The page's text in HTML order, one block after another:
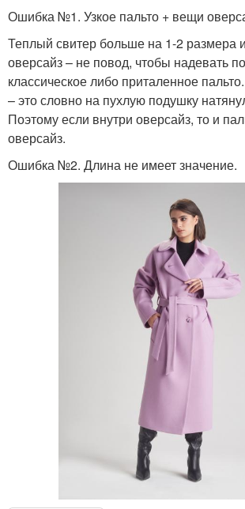
Ошибка №1. Узкое пальто + вещи
Теплый свитер больше на 1-2 размера
оверсайз – не повод, чтобы надевать
классическое либо приталенное
– это словно на пухлую подушку
Поэтому если внутри оверсайз, то и
оверсайз.
Ошибка №2. Длина не имеет значение.